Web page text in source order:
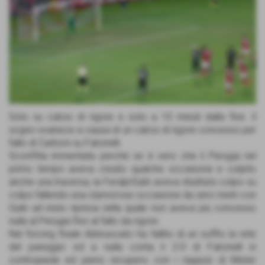
Solo su calcio di rigore e solo a 10 minuti dalla fine. Il
sogno svanisce a causa di un calcio di rigore concesso per
fallo di Carboni su Falcinelli.
Sconfitta immeritata perché se è vero che il Perugia nel
primo tempo aveva creato qualche occasione e colpito
anche una traversa, la FeralpISalò aveva ribattuto colpo su
colpo fallendo una clamorosa occasione da zero metri con
Gulin ad inizio ripresa nella quale non aveva più concesso
nulla al Perugia fino al fallo da rigore.
Nel forcing finale Abbruscato ha fallito di un soffio la rete
del pareggio ed a nulla conta il 2-0 di Falcinelli in
contropiede ed pieno recupero con i ragazzi di Mister